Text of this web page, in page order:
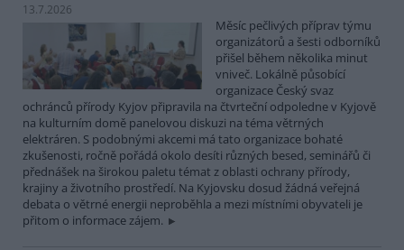
13.7.2026
Měsíc pečlivých příprav týmu
organizátorů a šesti odborníků
přišel během několika minut
vniveč. Lokálně působící
organizace Český svaz
ochránců přírody Kyjov připravila na čtvrteční odpoledne v Kyjově
na kulturním domě panelovou diskuzi na téma větrných
elektráren. S podobnými akcemi má tato organizace bohaté
zkušenosti, ročně pořádá okolo desíti různých besed, seminářů či
přednášek na širokou paletu témat z oblasti ochrany přírody,
krajiny a životního prostředí. Na Kyjovsku dosud žádná veřejná
debata o větrné energii neproběhla a mezi místními obyvateli je
přitom o informace zájem.